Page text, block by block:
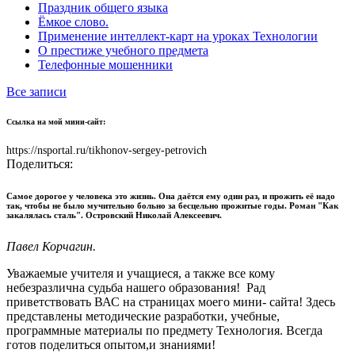
Праздник общего языка
Ёмкое слово.
Применение интеллект-карт на уроках Технологии
О престиже учебного предмета
Телефонные мошенники
Все записи
Ссылка на мой мини-сайт:
https://nsportal.ru/tikhonov-sergey-petrovich
Поделиться:
Самое дорогое у человека это жизнь. Она даётся ему один раз, и прожить её надо
так, чтобы не было мучительно больно за бесцельно прожитые годы. Роман "Как
закалялась сталь". Островский Николай Алексеевич.
Павел Корчагин.
Уважаемые учителя и учащиеся, а также все кому
небезразлична судьба нашего образования! Рад
приветствовать ВАС на страницах моего мини- сайта! Здесь
представлены методические разработки, учебные,
программные материалы по предмету Технология. Всегда
готов поделиться опытом,и знаниями!